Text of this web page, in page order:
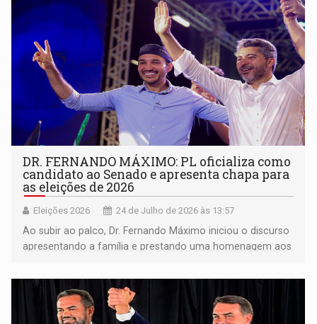
DR. FERNANDO MÁXIMO: PL oficializa como
candidato ao Senado e apresenta chapa para
as eleições de 2026
Eleições 2026 24 de Julho de 2026 às 13:57
Ao subir ao palco, Dr. Fernando Máximo iniciou o discurso
apresentando a família e prestando uma homenagem aos
trajetória